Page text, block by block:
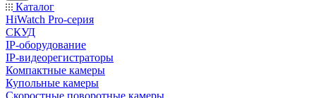
Каталог
HiWatch Pro-серия
CКУД
IP-оборудование
IP-видеорегистраторы
Компактные камеры
Купольные камеры
Скоростные поворотные камеры